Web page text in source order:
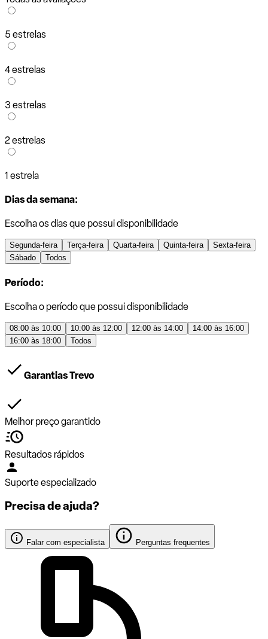
5 estrelas
4 estrelas
3 estrelas
2 estrelas
1 estrela
Dias da semana:
Escolha os dias que possui disponibilidade
Segunda-feira Terça-feira Quarta-feira Quinta-feira
Sexta-feira
Sábado
Todos
Período:
Escolha o período que possui disponibilidade
08:00 às 10:00 10:00 às 12:00 12:00 às 14:00
14:00 às 16:00
16:00 às 18:00
Todos
Garantias Trevo
Melhor preço garantido
Resultados rápidos
Suporte especializado
Precisa de ajuda?
Falar com especialista Perguntas frequentes